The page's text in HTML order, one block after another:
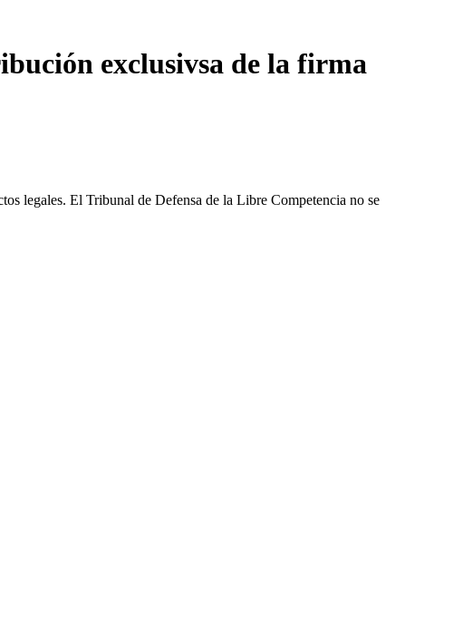
exclusivsa de la firma
legales. El Tribunal de Defensa de la Libre Competencia no se